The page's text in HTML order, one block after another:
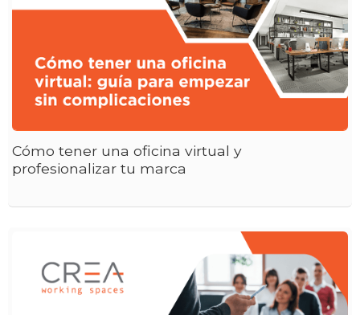
Cómo tener una oficina virtual y
profesionalizar tu marca